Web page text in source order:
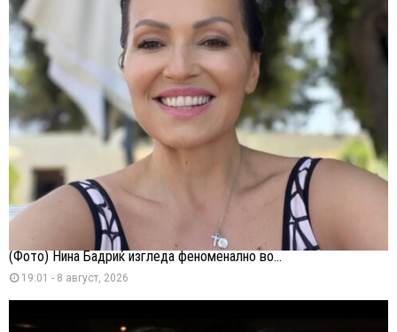
(Фото) Нина Бадриќ изгледа феноменално во...
19:01 - 8 август, 2026